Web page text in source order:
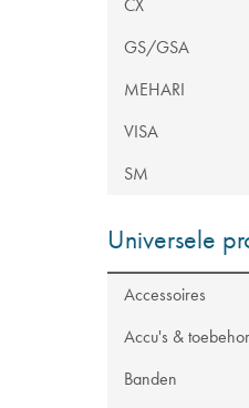
CX
GS/GSA
MEHARI
VISA
SM
Universele
Accessoires
Accu's &
Banden